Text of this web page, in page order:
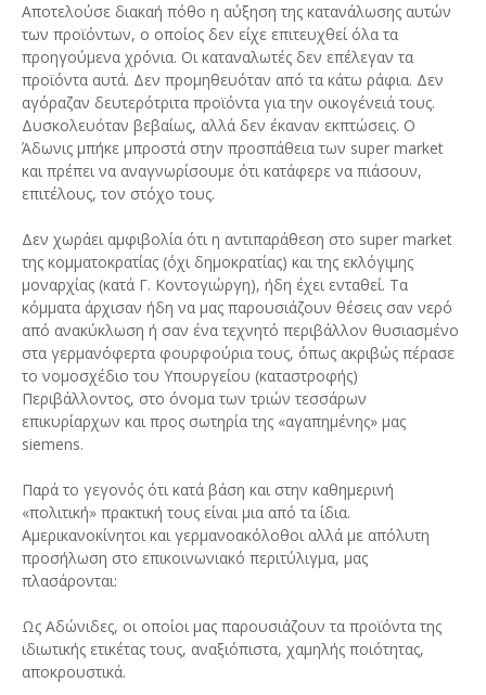
Αποτελούσε διακαή πόθο η αύξηση της κατανάλωσης αυτών
των προϊόντων, ο οποίος δεν είχε επιτευχθεί όλα τα
προηγούμενα χρόνια. Οι καταναλωτές δεν επέλεγαν τα
προϊόντα αυτά. Δεν προμηθευόταν από τα κάτω ράφια. Δεν
αγόραζαν δευτερότριτα προϊόντα για την οικογένειά τους.
Δυσκολευόταν βεβαίως, αλλά δεν έκαναν εκπτώσεις. Ο
Άδωνις μπήκε μπροστά στην προσπάθεια των super market
και πρέπει να αναγνωρίσουμε ότι κατάφερε να πιάσουν,
επιτέλους, τον στόχο τους.
Δεν χωράει αμφιβολία ότι η αντιπαράθεση στο super market
της κομματοκρατίας (όχι δημοκρατίας) και της εκλόγιμης
μοναρχίας (κατά Γ. Κοντογιώργη), ήδη έχει ενταθεί. Τα
κόμματα άρχισαν ήδη να μας παρουσιάζουν θέσεις σαν νερό
από ανακύκλωση ή σαν ένα τεχνητό περιβάλλον θυσιασμένο
στα γερμανόφερτα φουρφούρια τους, όπως ακριβώς πέρασε
το νομοσχέδιο του Υπουργείου (καταστροφής)
Περιβάλλοντος, στο όνομα των τριών τεσσάρων
επικυρίαρχων και προς σωτηρία της «αγαπημένης» μας
siemens.
Παρά το γεγονός ότι κατά βάση και στην καθημερινή
«πολιτική» πρακτική τους είναι μια από τα ίδια.
Αμερικανοκίνητοι και γερμανοακόλοθοι αλλά με απόλυτη
προσήλωση στο επικοινωνιακό περιτύλιγμα, μας
πλασάρονται:
Ως Αδώνιδες, οι οποίοι μας παρουσιάζουν τα προϊόντα της
ιδιωτικής ετικέτας τους, αναξιόπιστα, χαμηλής ποιότητας,
αποκρουστικά.